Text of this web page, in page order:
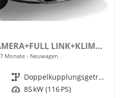
FR Max SHZ+ACC+KAMERA+FULL LINK+KLIMA+KESSY+LED+16" ALU
Monate Neuwagen
Getriebe
Doppelkupplungsgetriebe (DSG)
Leistung 85 kW (116 PS)